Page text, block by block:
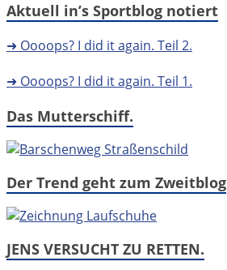
Aktuell in’s Sportblog notiert
➜ Oooops? I did it again. Teil 2.
➜ Oooops? I did it again. Teil 1.
Das Mutterschiff.
Der Trend geht zum Zweitblog
JENS VERSUCHT ZU RETTEN.